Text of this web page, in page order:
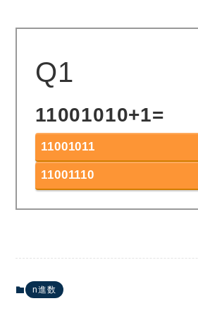
Q1
11001010+1=
11001011
11001110
n進数